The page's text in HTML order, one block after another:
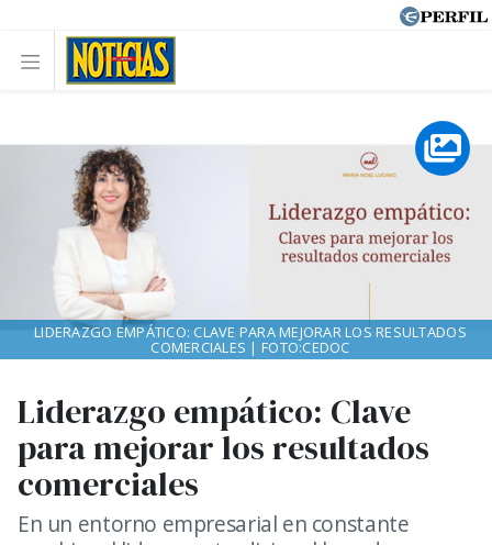
Liderazgo empático: Clave
para mejorar los resultados
comerciales
En un entorno empresarial en constante
LIDERAZGO EMPÁTICO: CLAVE PARA MEJORAR LOS RESULTADOS
COMERCIALES | FOTO:CEDOC